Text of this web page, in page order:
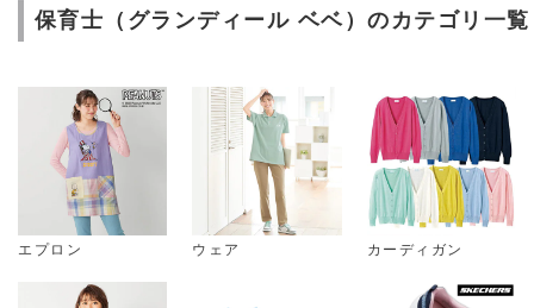
保育士（グランディール ベベ）のカテゴリ一覧
エプロン ウェア カーディガン